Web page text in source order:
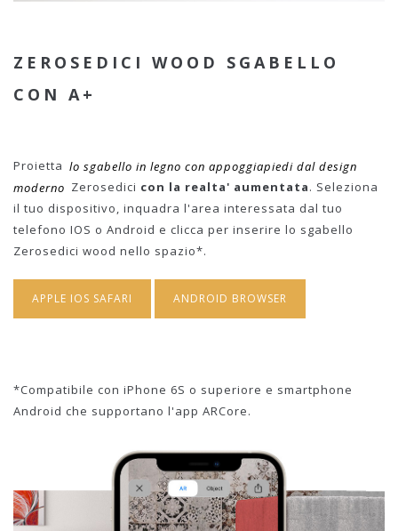
ZEROSEDICI WOOD SGABELLO
CON A+
Proietta lo sgabello in legno con appoggiapiedi dal design
moderno Zerosedici con la realta' aumentata. Seleziona
il tuo dispositivo, inquadra l'area interessata dal tuo
telefono IOS o Android e clicca per inserire lo sgabello
Zerosedici wood nello spazio*.
APPLE IOS SAFARI ANDROID BROWSER
*Compatibile con iPhone 6S o superiore e smartphone
Android che supportano l'app ARCore.